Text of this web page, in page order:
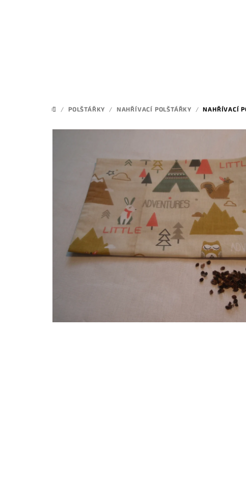
DOMŮ
/ POLŠTÁŘKY / NAHŘÍVACÍ POLŠTÁŘKY / NAHŘÍVACÍ